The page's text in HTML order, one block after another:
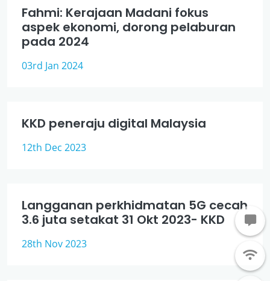
Fahmi: Kerajaan Madani fokus
aspek ekonomi, dorong pelaburan
pada 2024
03rd Jan 2024
KKD peneraju digital Malaysia
12th Dec 2023
Langganan perkhidmatan 5G cecah
3.6 juta setakat 31 Okt 2023- KKD
28th Nov 2023